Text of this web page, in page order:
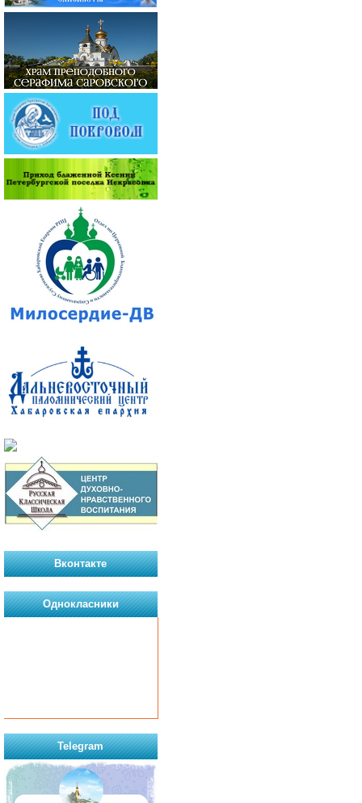
Вконтакте
Однокласники
Telegram